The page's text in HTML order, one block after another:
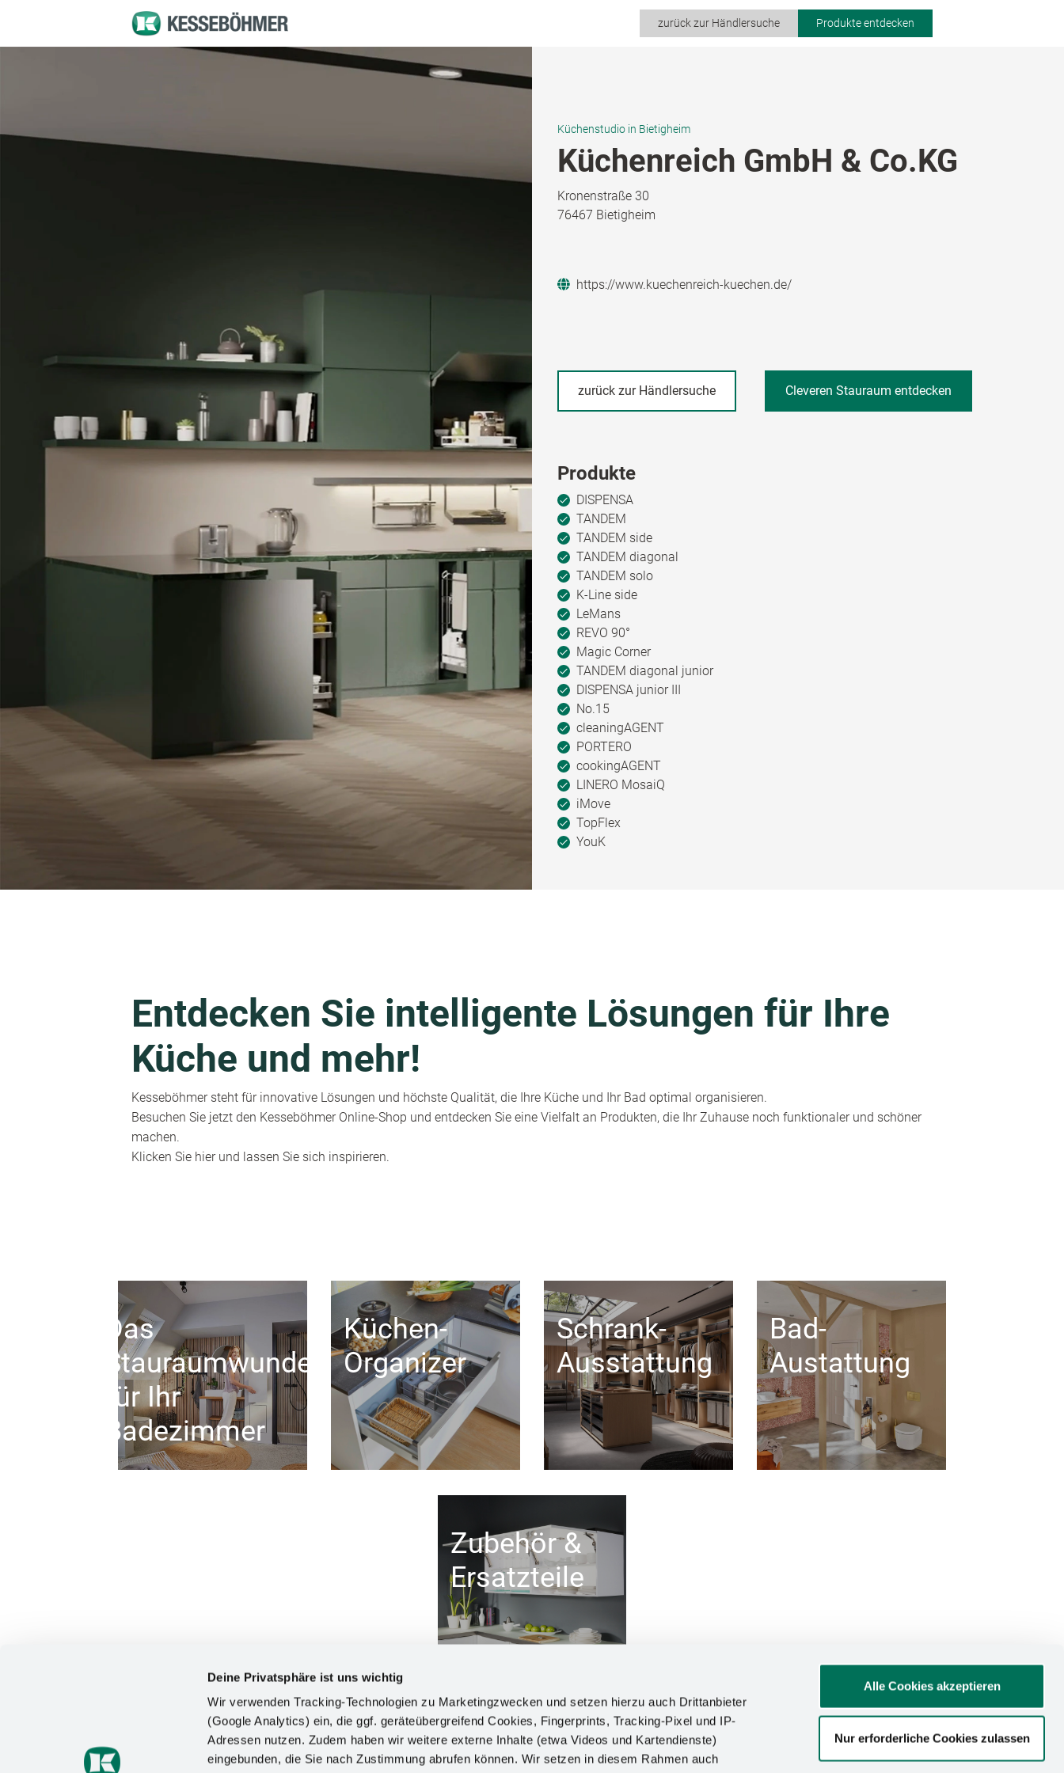
Deine Privatsphäre ist uns wichtig
Wir verwenden Tracking-Technologien zu Marketingzwecken und setzen hierzu auch Drittanbieter
(Google Analytics) ein, die ggf. geräteübergreifend Cookies, Fingerprints, Tracking-Pixel und IP-
Adressen nutzen. Zudem haben wir weitere externe Inhalte (etwa Videos und Kartendienste)
eingebunden, die Sie nach Zustimmung abrufen können. Wir setzen in diesem Rahmen auch
Alle Cookies akzeptieren
Nur erforderliche Cookies zulassen
zurück zur Händlersuche Produkte entdecken
Küchenstudio in Bietigheim
Küchenreich GmbH & Co.KG
Kronenstraße 30
76467 Bietigheim
https://www.kuechenreich-kuechen.de/
zurück zur Händlersuche Cleveren Stauraum entdecken
Produkte
DISPENSA
TANDEM
TANDEM side
TANDEM diagonal
TANDEM solo
K-Line side
LeMans
REVO 90°
Magic Corner
TANDEM diagonal junior
DISPENSA junior III
No.15
cleaningAGENT
PORTERO
cookingAGENT
LINERO MosaiQ
iMove
TopFlex
YouK
Entdecken Sie intelligente Lösungen für Ihre
Küche und mehr!
Kesseböhmer steht für innovative Lösungen und höchste Qualität, die Ihre Küche und Ihr Bad optimal organisieren.
Besuchen Sie jetzt den Kesseböhmer Online-Shop und entdecken Sie eine Vielfalt an Produkten, die Ihr Zuhause noch funktionaler und schöner
machen.
Klicken Sie hier und lassen Sie sich inspirieren.
Das
Stauraumwunder
für Ihr
Badezimmer
Küchen-
Organizer
Schrank-
Ausstattung
Bad-
Austattung
Zubehör &
Ersatzteile
INFORMATIONEN